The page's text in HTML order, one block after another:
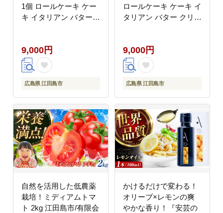
1個 ロールケーキ ケー
キ イタリアン バター
[XCM001]
9,000円
広島県 江田島市
ロールケーキ ケーキ イ
タリアン バター クリー
9,000円
広島県 江田島市
自然を活用した低農薬
栽培！ミディアムトマ
ト 2kg 江田島市/有限会
かけるだけで変わる！
オリーブ×レモンの爽
やかな香り！『安芸の